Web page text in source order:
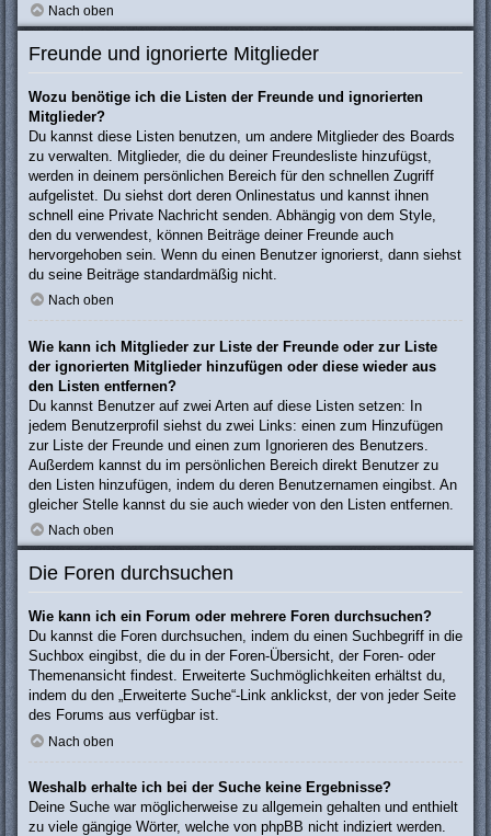
Nach oben
Freunde und ignorierte Mitglieder
Wozu benötige ich die Listen der Freunde und ignorierten
Mitglieder?
Du kannst diese Listen benutzen, um andere Mitglieder des Boards
zu verwalten. Mitglieder, die du deiner Freundesliste hinzufügst,
werden in deinem persönlichen Bereich für den schnellen Zugriff
aufgelistet. Du siehst dort deren Onlinestatus und kannst ihnen
schnell eine Private Nachricht senden. Abhängig von dem Style,
den du verwendest, können Beiträge deiner Freunde auch
hervorgehoben sein. Wenn du einen Benutzer ignorierst, dann siehst
du seine Beiträge standardmäßig nicht.
Nach oben
Wie kann ich Mitglieder zur Liste der Freunde oder zur Liste
der ignorierten Mitglieder hinzufügen oder diese wieder aus
den Listen entfernen?
Du kannst Benutzer auf zwei Arten auf diese Listen setzen: In
jedem Benutzerprofil siehst du zwei Links: einen zum Hinzufügen
zur Liste der Freunde und einen zum Ignorieren des Benutzers.
Außerdem kannst du im persönlichen Bereich direkt Benutzer zu
den Listen hinzufügen, indem du deren Benutzernamen eingibst. An
gleicher Stelle kannst du sie auch wieder von den Listen entfernen.
Nach oben
Die Foren durchsuchen
Wie kann ich ein Forum oder mehrere Foren durchsuchen?
Du kannst die Foren durchsuchen, indem du einen Suchbegriff in die
Suchbox eingibst, die du in der Foren-Übersicht, der Foren- oder
Themenansicht findest. Erweiterte Suchmöglichkeiten erhältst du,
indem du den „Erweiterte Suche“-Link anklickst, der von jeder Seite
des Forums aus verfügbar ist.
Nach oben
Weshalb erhalte ich bei der Suche keine Ergebnisse?
Deine Suche war möglicherweise zu allgemein gehalten und enthielt
zu viele gängige Wörter, welche von phpBB nicht indiziert werden.